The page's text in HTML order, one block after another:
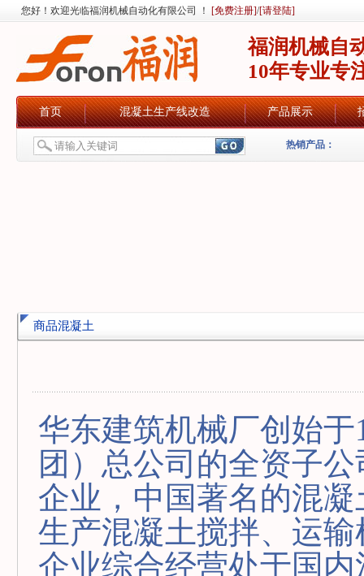
您好！欢迎光临福润机械自动化有限公司 ！ [免费注册]/[请登陆]
福润机械自
10年专业专
首页 混凝土生产线改造 产品展示
热销产品：
商品混凝土
华东建筑机械厂创始
团）总公司的全资子
企业，中国著名的混
生产混凝土搅拌、运
企业综合经营处于国